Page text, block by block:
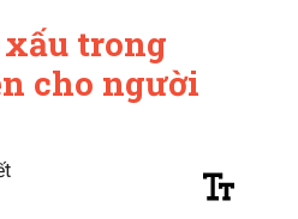
trong
cho người